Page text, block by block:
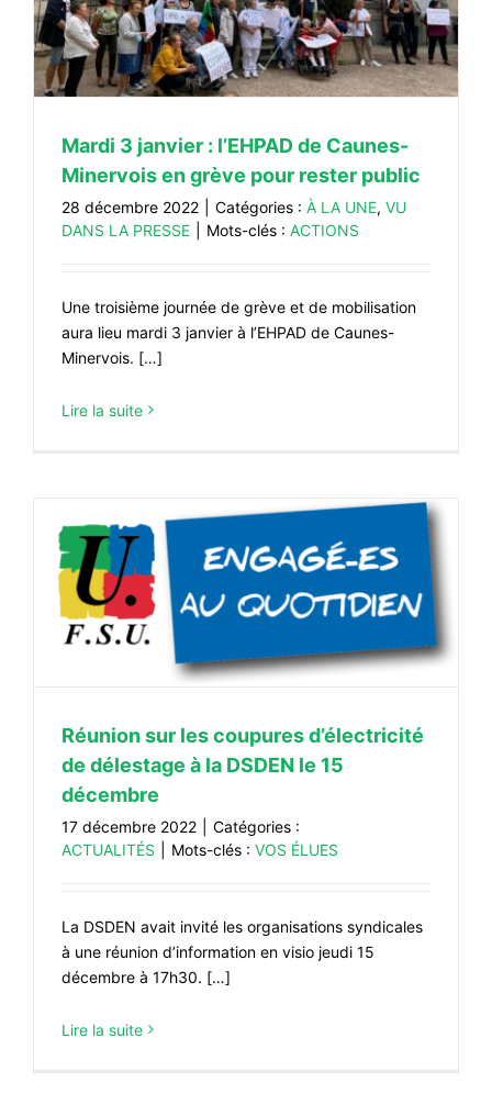
#VOS ÉLUES
#FORMATION
#ÉLECTIONS
#MÉDIAS
#DÉBATS
#ARCHIVES
Mardi 3 janvier : l’EHPAD de Caunes-
Minervois en grève pour rester public
28 décembre 2022 Catégories : À LA UNE, VU
DANS LA PRESSE
Mots-clés : ACTIONS
Une troisième journée de grève et de mobilisation
aura lieu mardi 3 janvier à l’EHPAD de Caunes-
Minervois. […]
Lire la suite
Réunion sur les coupures d’électricité
de délestage à la DSDEN le 15
décembre
17 décembre 2022
Catégories :
ACTUALITÉS
Mots-clés : VOS ÉLUES
La DSDEN avait invité les organisations syndicales
à une réunion d’information en visio jeudi 15
décembre à 17h30. […]
Lire la suite